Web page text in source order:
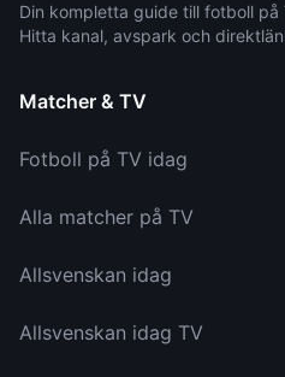
Din kompletta guide till fotboll på
Hitta kanal, avspark och
Matcher & TV
Fotboll på TV idag
Alla matcher på TV
Allsvenskan idag
Allsvenskan idag TV